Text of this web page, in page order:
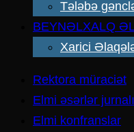
Tələbə
BEYNƏLXALQ
Xarici
Rektora müraciət
Elmi əsərlər jurnalı
Elmi konfranslar